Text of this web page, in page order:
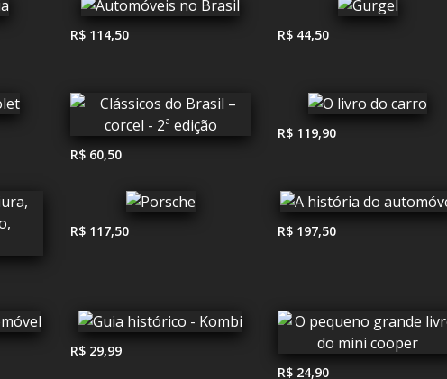
R$ 114,50
R$ 44,50
R$ 60,50
R$ 119,90
R$ 117,50 R$ 197,50
R$ 29,99
R$ 24,90